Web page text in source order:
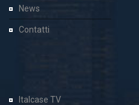
News
Contatti
Italcase TV